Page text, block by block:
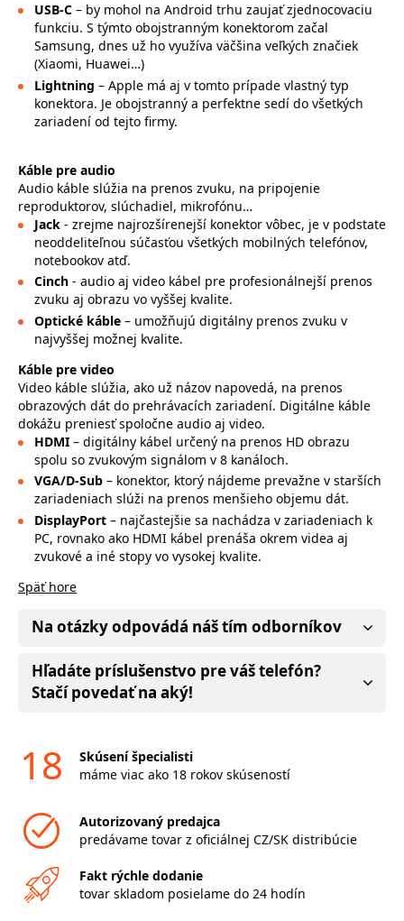
USB-C – by mohol na Android trhu zaujať zjednocovaciu
funkciu. S týmto obojstranným konektorom začal
Samsung, dnes už ho využíva väčšina veľkých značiek
(Xiaomi, Huawei…)
Lightning – Apple má aj v tomto prípade vlastný typ
konektora. Je obojstranný a perfektne sedí do všetkých
zariadení od tejto firmy.
Káble pre audio
Audio káble slúžia na prenos zvuku, na pripojenie
reproduktorov, slúchadiel, mikrofónu…
Jack - zrejme najrozšírenejší konektor vôbec, je v podstate
neoddeliteľnou súčasťou všetkých mobilných telefónov,
notebookov atď.
Cinch - audio aj video kábel pre profesionálnejší prenos
zvuku aj obrazu vo vyššej kvalite.
Optické káble – umožňujú digitálny prenos zvuku v
najvyššej možnej kvalite.
Káble pre video
Video káble slúžia, ako už názov napovedá, na prenos
obrazových dát do prehrávacích zariadení. Digitálne káble
dokážu preniesť spoločne audio aj video.
HDMI – digitálny kábel určený na prenos HD obrazu
spolu so zvukovým signálom v 8 kanáloch.
VGA/D-Sub – konektor, ktorý nájdeme prevažne v starších
zariadeniach slúži na prenos menšieho objemu dát.
DisplayPort – najčastejšie sa nachádza v zariadeniach k
PC, rovnako ako HDMI kábel prenáša okrem videa aj
zvukové a iné stopy vo vysokej kvalite.
Späť hore
Na otázky odpovádá náš tím odborníkov
Hľadáte príslušenstvo pre váš telefón?
Stačí povedať na aký!
18
Skúsení špecialisti
máme viac ako 18 rokov skúseností
Autorizovaný predajca
predávame tovar z oficiálnej CZ/SK distribúcie
Fakt rýchle dodanie
tovar skladom posielame do 24 hodín